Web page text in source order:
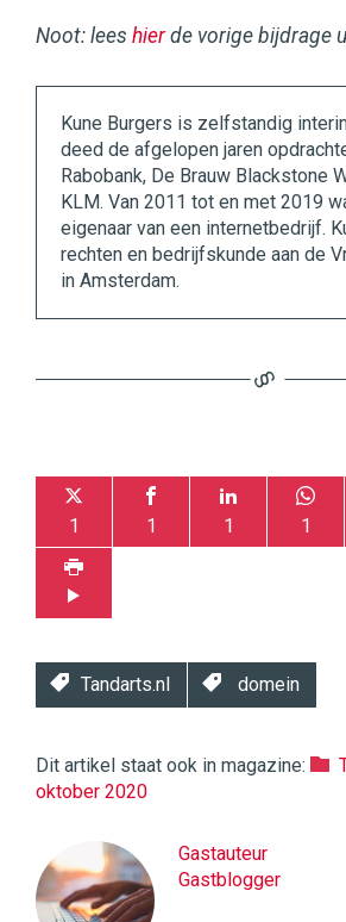
Noot: lees hierde vorige bijdrage
Kune Burgers is zelfstandig
deed de afgelopen jaren
Rabobank, De Brauw Blackstone
KLM. Van 2011 tot en met 2019
eigenaar van een internetbedrijf.
rechten en bedrijfskunde aan de
in Amsterdam.
1 1 1 1
Tandarts.nl domein
Dit artikel staat ook in magazine:
oktober 2020
Gastauteur
Gastblogger